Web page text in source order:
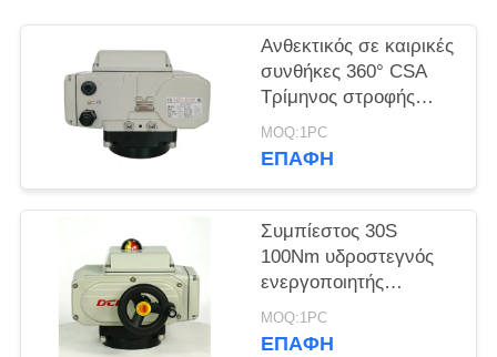
SITEMAP
PRIVACY
POLICY
Ανθεκτικός σε καιρικές
συνθήκες 360° CSA
Τρίμηνος στροφής
Ηλεκτρικός
ενεργοποιητής
MOQ:1PC
ΕΠΑΦΉ
Συμπίεστος 30S
100Nm υδροστεγνός
ενεργοποιητής
τριμηνιαίας
περιστροφής
MOQ:1PC
ΕΠΑΦΉ